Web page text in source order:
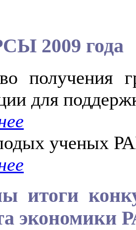
2009 года
получения
для
ученых
итоги
экономики